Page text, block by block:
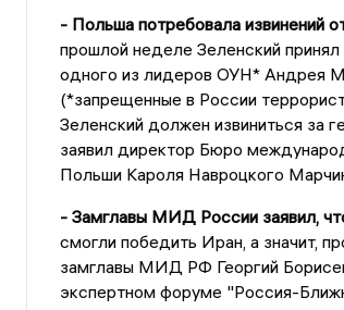
- Польша потребовала извинений
прошлой неделе Зеленский принял
одного из лидеров ОУН* Андрея
(*запрещенные в России
Зеленский должен извиниться за
заявил директор Бюро
Польши Кароля Навроцкого
- Замглавы МИД России заявил,
смогли победить Иран, а значит,
замглавы МИД РФ Георгий
экспертном форуме "Россия-